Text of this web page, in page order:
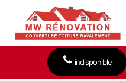
indisponible